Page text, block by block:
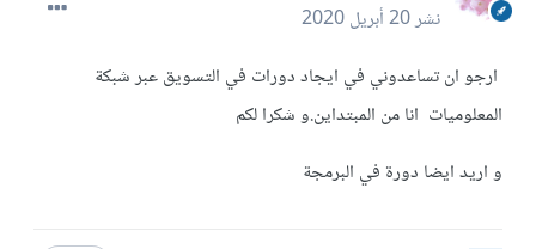
نشر20 أبريل 2020
ارجو ان تساعدوني في ايجاد دورات في التسويق عبر شبكة
المعلوميات انا من المبتداين.و شكرا لكم
و اريد ايضا دورة في البرمجة